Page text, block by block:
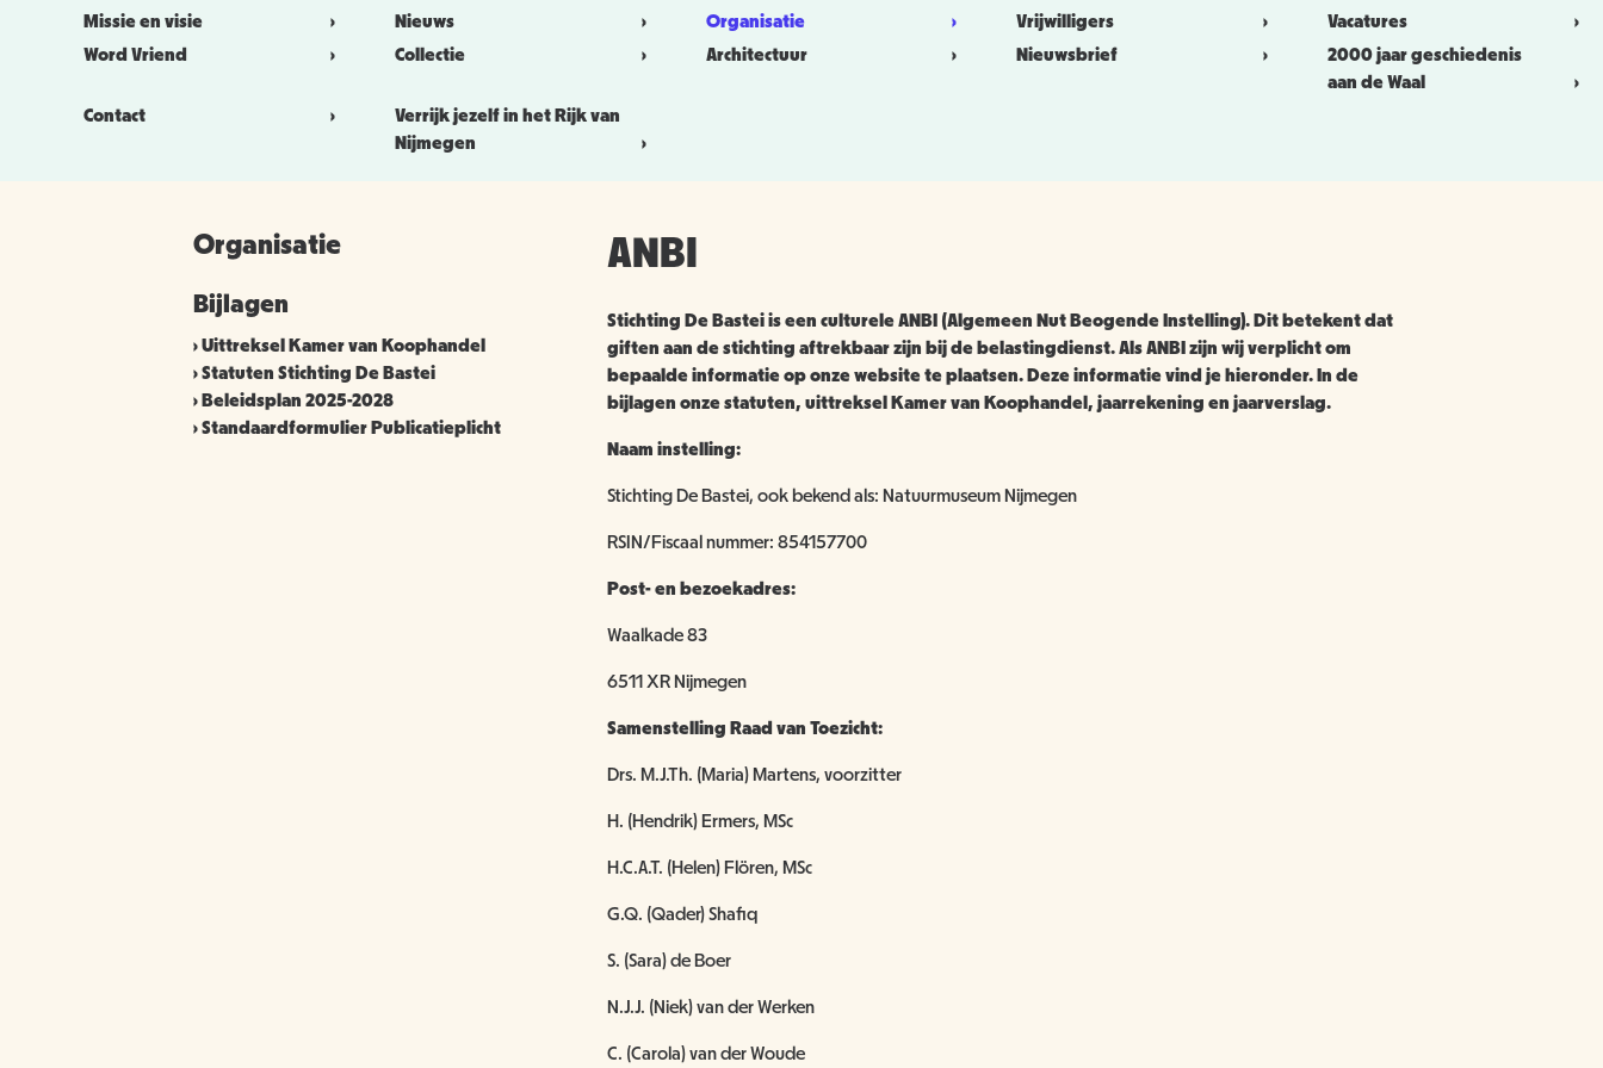
Missie en visie Nieuws Organisatie Vrijwilligers
Vacatures
Word Vriend
Collectie Architectuur Nieuwsbrief
2000 jaar geschiedenis
aan de Waal
Contact
Verrijk jezelf in het Rijk van
Nijmegen
ANBI
Stichting De Bastei is een culturele ANBI (Algemeen Nut Beogende Instelling). Dit betekent dat
giften aan de stichting aftrekbaar zijn bij de belastingdienst. Als ANBI zijn wij verplicht om
bepaalde informatie op onze website te plaatsen. Deze informatie vind je hieronder. In de
bijlagen onze statuten, uittreksel Kamer van Koophandel, jaarrekening en jaarverslag.
Naam instelling:
Stichting De Bastei, ook bekend als: Natuurmuseum Nijmegen
RSIN/Fiscaal nummer: 854157700
Post- en bezoekadres:
Waalkade 83
6511 XR Nijmegen
Samenstelling Raad van Toezicht:
Drs. M.J.Th. (Maria) Martens, voorzitter
H. (Hendrik) Ermers, MSc
H.C.A.T. (Helen) Flören, MSc
G.Q. (Qader) Shafiq
S. (Sara) de Boer
N.J.J. (Niek) van der Werken
C. (Carola) van der Woude
Organisatie
Bijlagen
Uittreksel Kamer van Koophandel
Statuten Stichting De Bastei
Beleidsplan 2025-2028
Standaardformulier Publicatieplicht